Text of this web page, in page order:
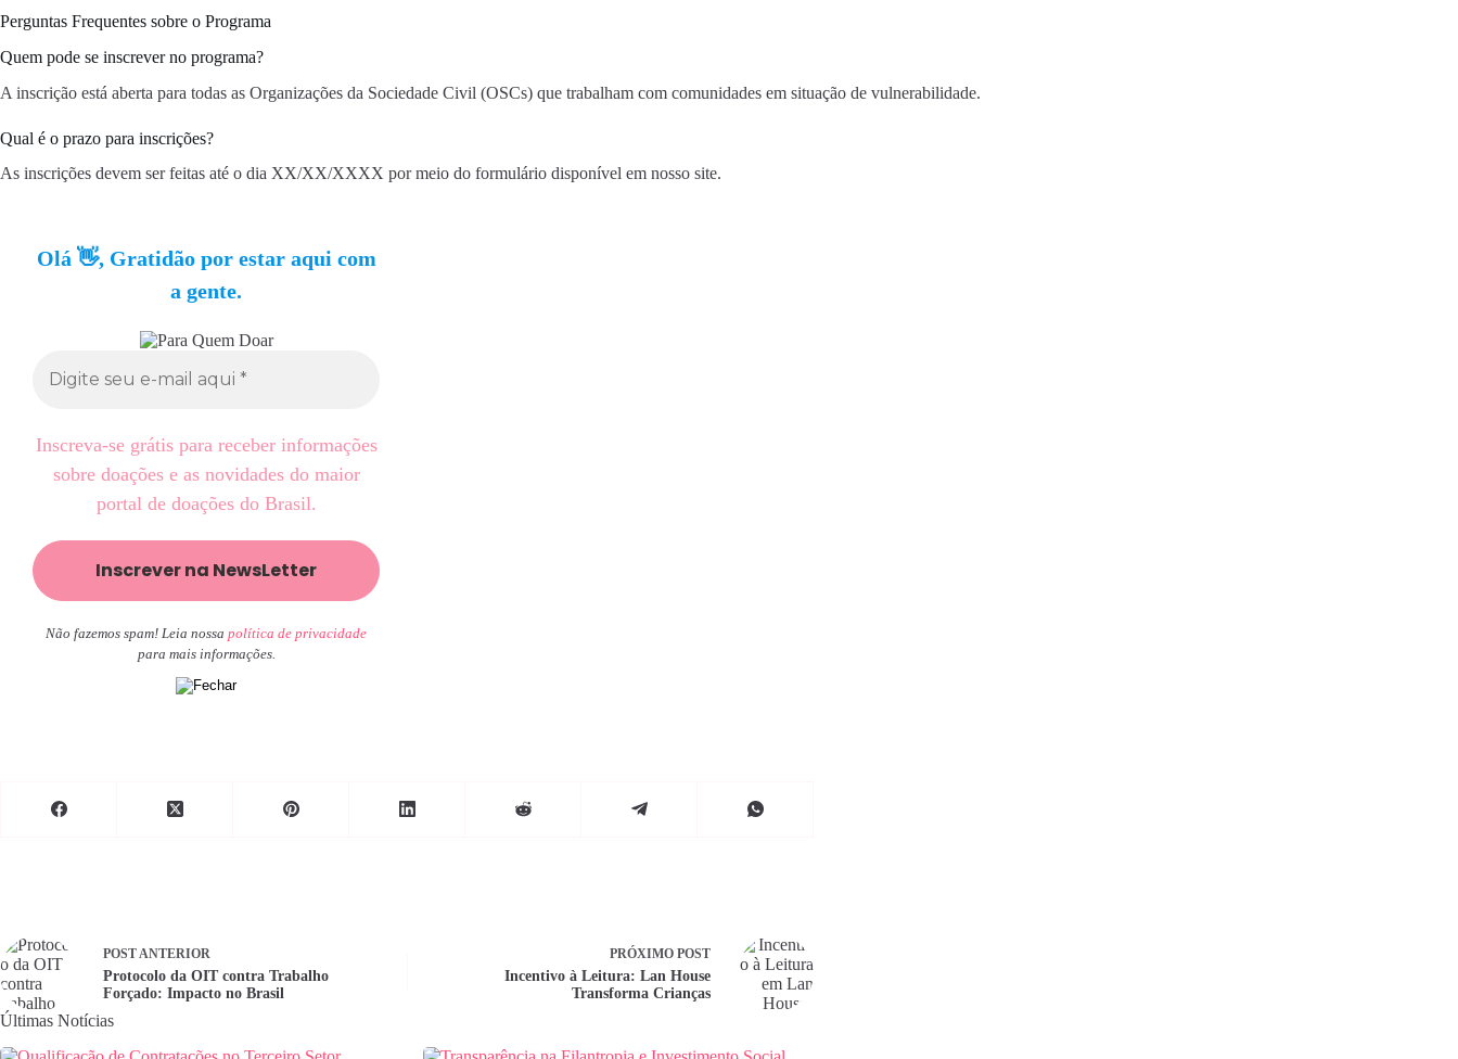
Perguntas Frequentes sobre o Programa
Quem pode se inscrever no programa?
A inscrição está aberta para todas as Organizações da Sociedade Civil (OSCs) que trabalham com comunidades em situação de vulnerabilidade.
Qual é o prazo para inscrições?
As inscrições devem ser feitas até o dia XX/XX/XXXX por meio do formulário disponível em nosso site.
Olá 👋, Gratidão por estar aqui com
a gente.
Inscreva-se grátis para receber informações
sobre doações e as novidades do maior
portal de doações do Brasil.
Não fazemos spam! Leia nossa política de privacidade
para mais informações.
POSTANTERIOR
Protocolo da OIT contra Trabalho
Forçado: Impacto no Brasil
PRÓXIMO POST
Incentivo à Leitura: Lan House
Transforma Crianças
Últimas Notícias